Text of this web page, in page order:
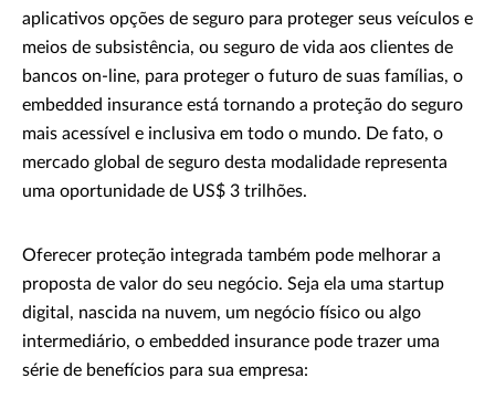
aplicativos opções de seguro para proteger seus veículos e
meios de subsistência, ou seguro de vida aos clientes de
bancos on-line, para proteger o futuro de suas famílias, o
embedded insurance está tornando a proteção do seguro
mais acessível e inclusiva em todo o mundo. De fato, o
mercado global de seguro desta modalidade representa
uma oportunidade de US$ 3 trilhões.
Oferecer proteção integrada também pode melhorar a
proposta de valor do seu negócio. Seja ela uma startup
digital, nascida na nuvem, um negócio físico ou algo
intermediário, o embedded insurance pode trazer uma
série de benefícios para sua empresa: